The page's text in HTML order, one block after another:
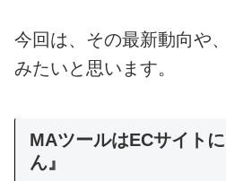
今回は、その最新動向や
みたいと思います。
MAツールはECサイト
ん』